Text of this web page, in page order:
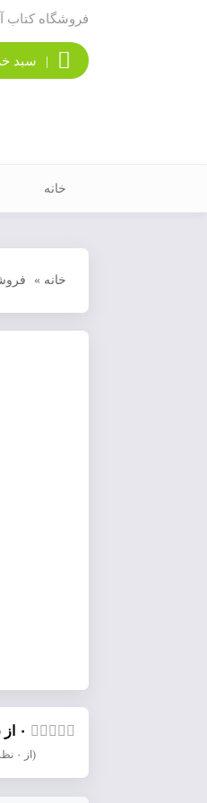
فروشگاه کتاب
| سبد
خانه
خانه »
(از ۰ نظر)